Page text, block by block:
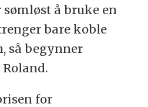
å bruke en
bare koble
så begynner
for